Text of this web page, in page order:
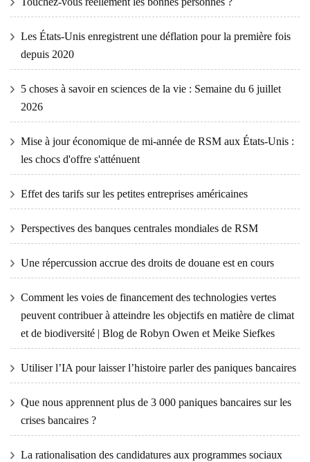
Les États-Unis enregistrent une déflation pour la première fois
depuis 2020
5 choses à savoir en sciences de la vie : Semaine du 6 juillet
2026
Mise à jour économique de mi-année de RSM aux États-Unis :
les chocs d'offre s'atténuent
Effet des tarifs sur les petites entreprises américaines
Perspectives des banques centrales mondiales de RSM
Une répercussion accrue des droits de douane est en cours
Comment les voies de financement des technologies vertes
peuvent contribuer à atteindre les objectifs en matière de climat
et de biodiversité | Blog de Robyn Owen et Meike Siefkes
Utiliser l’IA pour laisser l’histoire parler des paniques bancaires
Que nous apprennent plus de 3 000 paniques bancaires sur les
crises bancaires ?
La rationalisation des candidatures aux programmes sociaux